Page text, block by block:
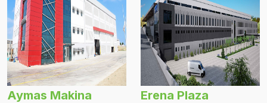
Aymas Makina Erena Plaza